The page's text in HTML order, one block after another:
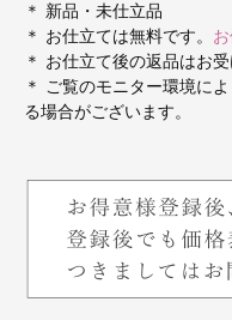
＊ 新品・未仕立品
＊ お仕立ては無料です。
＊ お仕立て後の返品はお
＊ ご覧のモニター環境に
る場合がございます。